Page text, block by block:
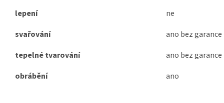
lepení
ne
svařování
ano bez garance
tepelné tvarování
ano bez garance
obrábění
ano